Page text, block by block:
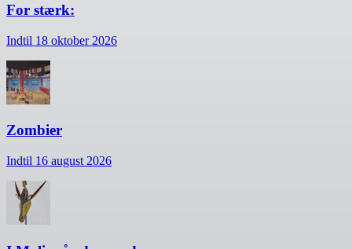
For stærk:
Indtil 18 oktober 2026
Zombier
Indtil 16 august 2026